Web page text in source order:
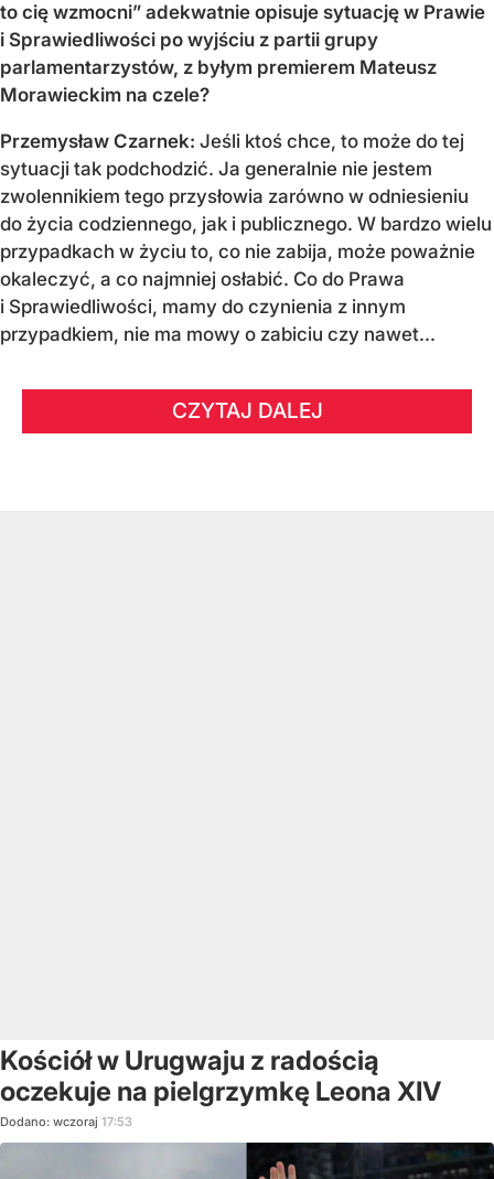
to cię wzmocni” adekwatnie opisuje sytuację w Prawie
i Sprawiedliwości po wyjściu z partii grupy
parlamentarzystów, z byłym premierem Mateusz
Morawieckim na czele?
Przemysław Czarnek: Jeśli ktoś chce, to może do tej
sytuacji tak podchodzić. Ja generalnie nie jestem
zwolennikiem tego przysłowia zarówno w odniesieniu
do życia codziennego, jak i publicznego. W bardzo wielu
przypadkach w życiu to, co nie zabija, może poważnie
okaleczyć, a co najmniej osłabić. Co do Prawa
i Sprawiedliwości, mamy do czynienia z innym
przypadkiem, nie ma mowy o zabiciu czy nawet...
CZYTAJ DALEJ
Kościół w Urugwaju z radością
oczekuje na pielgrzymkę Leona XIV
Dodano: wczoraj 17:53